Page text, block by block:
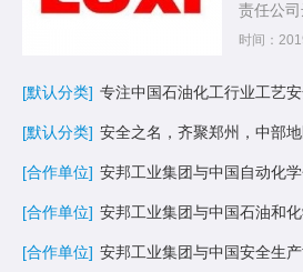
责任公
时间：
[默认分类] 专注中国石油化工行业工艺
[默认分类] 安全之名，齐聚郑州，中部
[合作单位] 安邦工业集团与中国自动化
[合作单位] 安邦工业集团与中国石油和
[合作单位] 安邦工业集团与中国安全生